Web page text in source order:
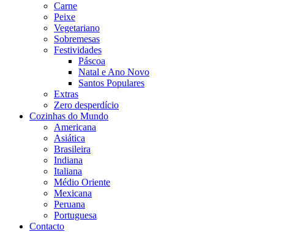
Carne
Peixe
Vegetariano
Sobremesas
Festividades
Páscoa
Natal e Ano Novo
Santos Populares
Extras
Zero desperdício
Cozinhas do Mundo
Americana
Asiática
Brasileira
Indiana
Italiana
Médio Oriente
Mexicana
Peruana
Portuguesa
Contacto